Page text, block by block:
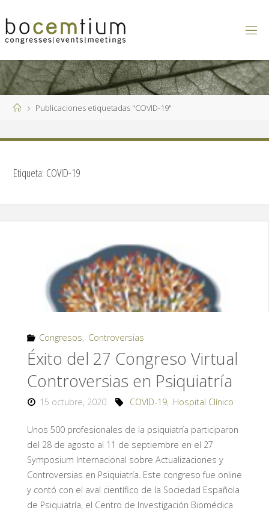
al
contenido
PáginaPublicaciones etiquetadas "COVID-19"
Etiqueta: COVID-19
Congresos, Controversias
Éxito del 27 Congreso Virtual
Controversias en Psiquiatría
15 octubre, 2020 COVID-19, Hospital Clínico
Unos 500 profesionales de la psiquiatría participaron
del 28 de agosto al 11 de septiembre en el 27
Symposium Internacional sobre Actualizaciones y
Controversias en Psiquiatría. Este congreso fue online
y contó con el aval científico de la Sociedad Española
de Psiquiatría, el Centro de Investigación Biomédica